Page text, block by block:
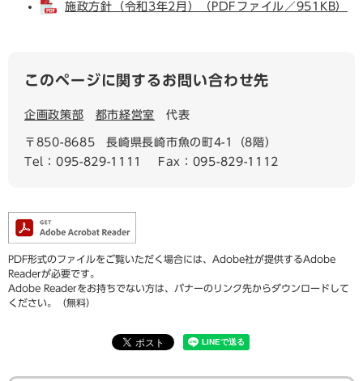
施政方針（令和3年2月）（PDFファイル／951KB）
このページに関するお問い合わせ先
企画政策部 都市経営室 代表
〒850-8685
長崎県長崎市魚の町4-1（8階）
Tel：095-829-1111
Fax：095-829-1112
PDF形式のファイルをご覧いただく場合には、Adobe社が提供するAdobe
Readerが必要です。
Adobe Readerをお持ちでない方は、バナーのリンク先からダウンロードして
ください。（無料）